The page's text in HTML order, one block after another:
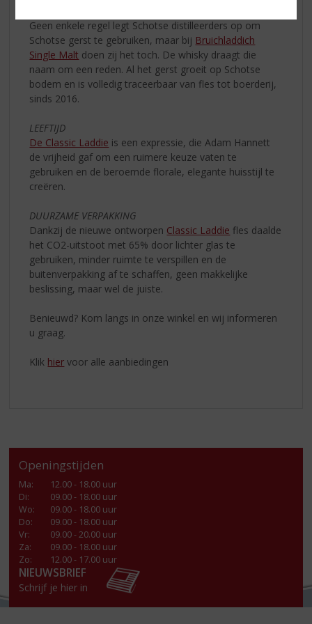
Geen enkele regel legt Schotse distilleerders op om
Schotse gerst te gebruiken, maar bij Bruichladdich
Single Malt doen zij het toch. De whisky draagt die
naam om een reden. Al het gerst groeit op Schotse
bodem en is volledig traceerbaar van fles tot boerderij,
sinds 2016.
LEEFTIJD
De Classic Laddie is een expressie, die Adam Hannett
de vrijheid gaf om een ruimere keuze vaten te
gebruiken en de beroemde florale, elegante huisstijl te
creëren.
DUURZAME VERPAKKING
Dankzij de nieuwe ontworpen Classic Laddie fles daalde
het CO2-uitstoot met 65% door lichter glas te
gebruiken, minder ruimte te verspillen en de
buitenverpakking af te schaffen, geen makkelijke
beslissing, maar wel de juiste.
Benieuwd? Kom langs in onze winkel en wij informeren
u graag.
Klik hier voor alle aanbiedingen
Openingstijden
Ma:
12.00 - 18.00 uur
Di:
09.00 - 18.00 uur
Wo:
09.00 - 18.00 uur
Do:
09.00 - 18.00 uur
Vr:
09.00 - 20.00 uur
Za:
09.00 - 18.00 uur
Zo:
12.00 - 17.00 uur
NIEUWSBRIEF
Schrijf je hier in